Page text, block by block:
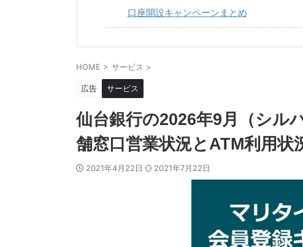
口座開設キャンペーンまとめ
HOME > サービス >
広告 サービス
仙台銀行の2026年9月（シル
舗窓口営業状況とATM利用状
2021年4月22日 2021年7月22日